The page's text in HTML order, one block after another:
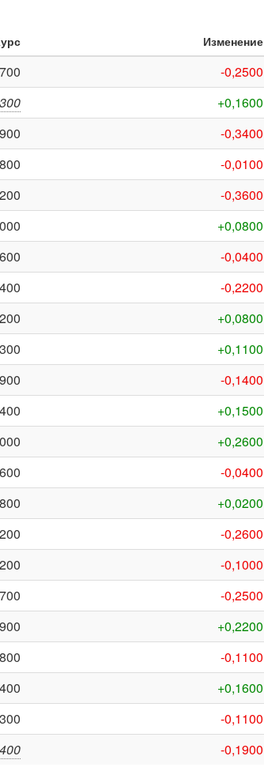
Изменение
-0,2500
+0,1600
-0,3400
-0,0100
-0,3600
+0,0800
-0,0400
-0,2200
+0,0800
+0,1100
-0,1400
+0,1500
+0,2600
-0,0400
+0,0200
-0,2600
-0,1000
-0,2500
+0,2200
-0,1100
+0,1600
-0,1100
-0,1900